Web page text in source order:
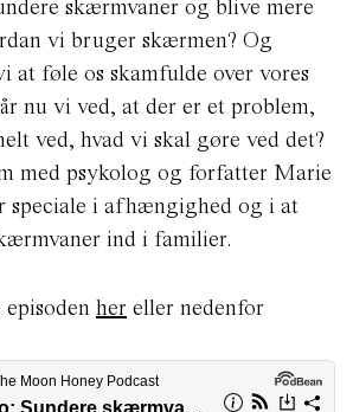
skærmvaner og blive mere
vi bruger skærmen? Og
at føle os skamfulde over vores
nu vi ved, at der er et problem,
ved, hvad vi skal gøre ved det?
med psykolog og forfatter Marie
speciale i afhængighed og i at
ind i familier.
her eller nedenfor